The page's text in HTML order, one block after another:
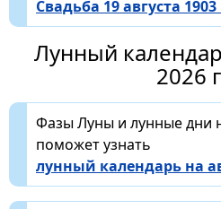
Свадьба 19 августа 1903
Лунный
2026
Фазы Луны и лунные дни
поможет узнать
лунный календарь на